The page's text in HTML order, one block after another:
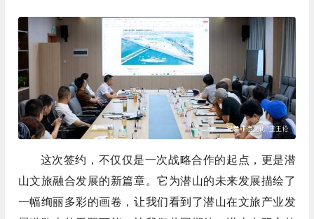
这次签约，不仅仅是一次战略合作的起点，更是潜
山文旅融合发展的新篇章。它为潜山的未来发展描绘了
一幅绚丽多彩的画卷，让我们看到了潜山在文旅产业发